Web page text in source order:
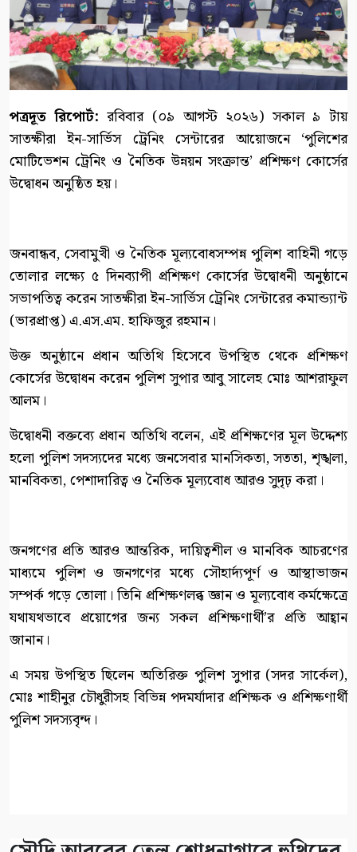
পত্রদূত রিপোর্ট: রবিবার (০৯ আগস্ট ২০২৬) সকাল ৯ টায়
সাতক্ষীরা ইন-সার্ভিস ট্রেনিং সেন্টারের আয়োজনে ‘পুলিশের
মোটিভেশন ট্রেনিং ও নৈতিক উন্নয়ন সংক্রান্ত’ প্রশিক্ষণ কোর্সের
উদ্বোধন অনুষ্ঠিত হয়।
জনবান্ধব, সেবামুখী ও নৈতিক মূল্যবোধসম্পন্ন পুলিশ বাহিনী গড়ে
তোলার লক্ষ্যে ৫ দিনব্যাপী প্রশিক্ষণ কোর্সের উদ্বোধনী অনুষ্ঠানে
সভাপতিত্ব করেন সাতক্ষীরা ইন-সার্ভিস ট্রেনিং সেন্টারের কমান্ড্যান্ট
(ভারপ্রাপ্ত) এ.এস.এম. হাফিজুর রহমান।
উক্ত অনুষ্ঠানে প্রধান অতিথি হিসেবে উপস্থিত থেকে প্রশিক্ষণ
কোর্সের উদ্বোধন করেন পুলিশ সুপার আবু সালেহ মোঃ আশরাফুল
আলম।
উদ্বোধনী বক্তব্যে প্রধান অতিথি বলেন, এই প্রশিক্ষণের মূল উদ্দেশ্য
হলো পুলিশ সদস্যদের মধ্যে জনসেবার মানসিকতা, সততা, শৃঙ্খলা,
মানবিকতা, পেশাদারিত্ব ও নৈতিক মূল্যবোধ আরও সুদৃঢ় করা।
জনগণের প্রতি আরও আন্তরিক, দায়িত্বশীল ও মানবিক আচরণের
মাধ্যমে পুলিশ ও জনগণের মধ্যে সৌহার্দ্যপূর্ণ ও আস্থাভাজন
সম্পর্ক গড়ে তোলা। তিনি প্রশিক্ষণলব্ধ জ্ঞান ও মূল্যবোধ কর্মক্ষেত্রে
যথাযথভাবে প্রয়োগের জন্য সকল প্রশিক্ষণার্থী’র প্রতি আহ্বান
জানান।
এ সময় উপস্থিত ছিলেন অতিরিক্ত পুলিশ সুপার (সদর সার্কেল),
মোঃ শাহীনুর চৌধুরীসহ বিভিন্ন পদমর্যাদার প্রশিক্ষক ও প্রশিক্ষণার্থী
পুলিশ সদস্যবৃন্দ।